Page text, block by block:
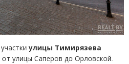
улицы Тимирязева
улицы Саперов до Орловской.